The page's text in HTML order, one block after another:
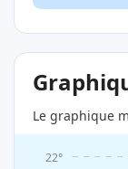
Le graphique
22°